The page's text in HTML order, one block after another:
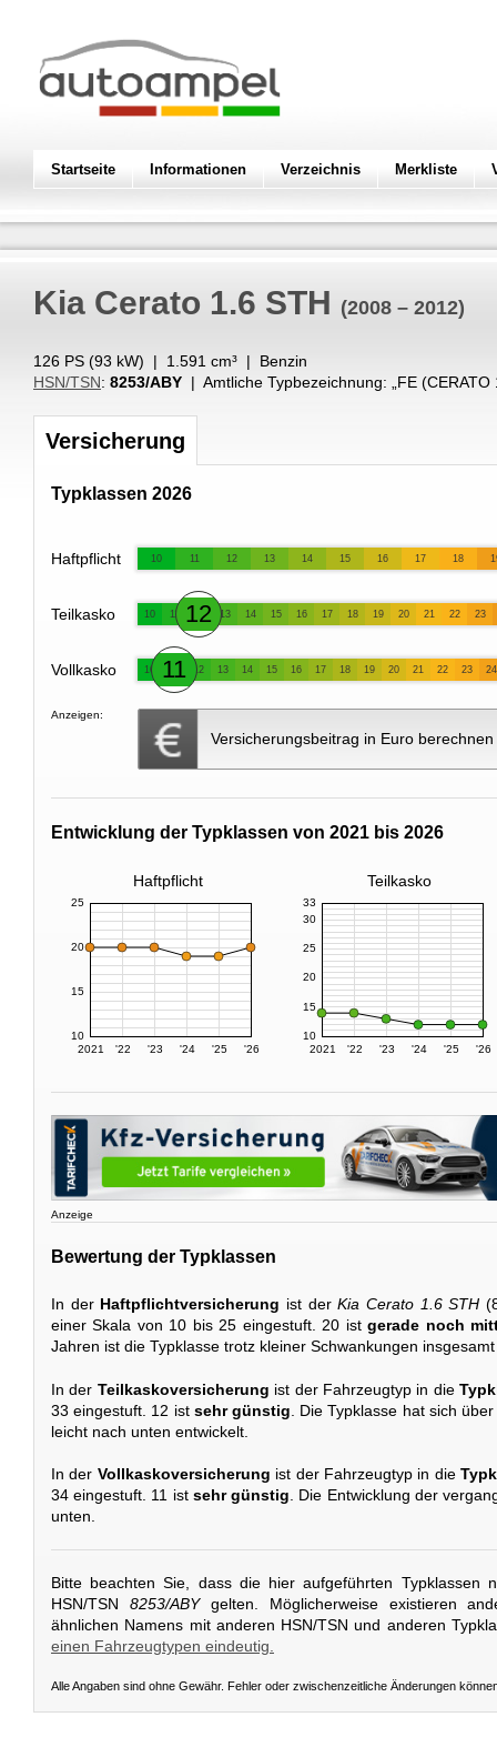
Startseite Informationen Verzeichnis Merkliste
Kia Cerato 1.6 STH (2008 – 2012)
126 PS (93 kW) | 1.591 cm³ | Benzin
HSN/TSN: 8253/ABY | Amtliche Typbezeichnung: „ FE (CERATO
Versicherung
Typklassen 2026
Haftpflicht 10 11 12 13 14 15 16 17 18
Teilkasko 10 11 12 13 14 15 16 17 18 19 20 21 22 23
Vollkasko 10 11 12 13 14 15 16 17 18 19 20 21 22 23 24
Anzeigen:
Versicherungsbeitrag in Euro berechnen
Entwicklung der Typklassen von 2021 bis 2026
Haftpflicht Teilkasko
2021 '22 '23 '24 '25 '26
10
15
20
25
2021 '22 '23 '24 '25 '26
10
15
20
25
30
33
Anzeige
Bewertung der Typklassen
In der Haftpflichtversicherung ist derKia Cerato 1.6 STH
einer Skala von 10 bis 25 eingestuft. 20 istgerade noch
Jahren ist die Typklasse trotz kleiner Schwankungen
In der Teilkaskoversicherung ist der Fahrzeugtyp in die
33 eingestuft. 12 ist sehr günstig . Die Typklasse hat sich
leicht nach unten entwickelt.
In der Vollkaskoversicherung ist der Fahrzeugtyp in die
34 eingestuft. 11 ist sehr günstig. Die Entwicklung der
unten.
Bitte beachten Sie, dass die hier aufgeführten Typklassen
HSN/TSN 8253/ABYgelten. Möglicherweise existieren
ähnlichen Namens mit anderen HSN/TSN und anderen
einen Fahrzeugtypen eindeutig.
Alle Angaben sind ohne Gewähr. Fehler oder zwischenzeitliche Änderungen